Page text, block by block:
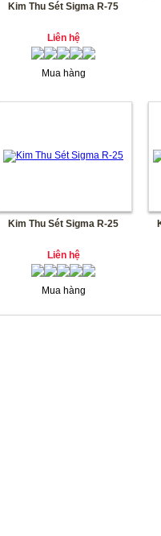
Kim Thu Sét Sigma R-75
Liên hệ
Mua hàng
Kim Thu Sét Sigma R-25
Liên hệ
Mua hàng